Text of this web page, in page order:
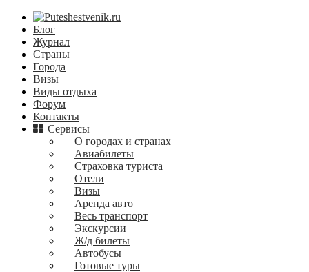
Блог
Журнал
Страны
Города
Визы
Виды отдыха
Форум
Контакты
Сервисы
О городах и странах
Авиабилеты
Страховка туриста
Отели
Визы
Аренда авто
Весь транспорт
Экскурсии
Ж/д билеты
Автобусы
Готовые туры